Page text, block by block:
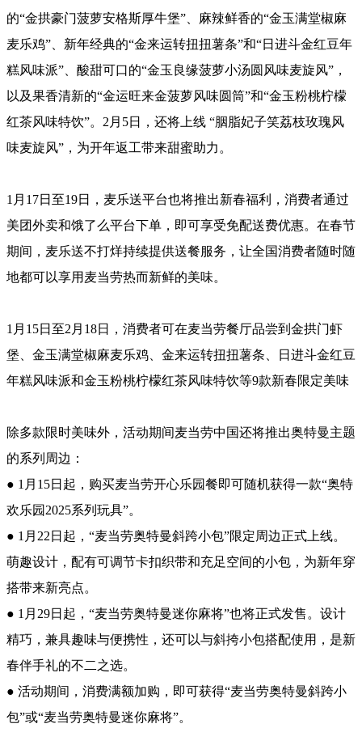
的“金拱豪门菠萝安格斯厚牛堡”、麻辣鲜香的“金玉满堂椒麻
麦乐鸡”、新年经典的“金来运转扭扭薯条”和“日进斗金红豆年
糕风味派”、酸甜可口的“金玉良缘菠萝小汤圆风味麦旋风”，
以及果香清新的“金运旺来金菠萝风味圆筒”和“金玉粉桃柠檬
红茶风味特饮”。2月5日，还将上线 “胭脂妃子笑荔枝玫瑰风
味麦旋风”，为开年返工带来甜蜜助力。
1月17日至19日，麦乐送平台也将推出新春福利，消费者通过
美团外卖和饿了么平台下单，即可享受免配送费优惠。在春节
期间，麦乐送不打烊持续提供送餐服务，让全国消费者随时随
地都可以享用麦当劳热而新鲜的美味。
1月15日至2月18日，消费者可在麦当劳餐厅品尝到金拱门虾
堡、金玉满堂椒麻麦乐鸡、金来运转扭扭薯条、日进斗金红豆
年糕风味派和金玉粉桃柠檬红茶风味特饮等9款新春限定美味
除多款限时美味外，活动期间麦当劳中国还将推出奥特曼主题
的系列周边：
● 1月15日起，购买麦当劳开心乐园餐即可随机获得一款“奥特
欢乐园2025系列玩具”。
● 1月22日起，“麦当劳奥特曼斜跨小包”限定周边正式上线。
萌趣设计，配有可调节卡扣织带和充足空间的小包，为新年穿
搭带来新亮点。
● 1月29日起，“麦当劳奥特曼迷你麻将”也将正式发售。设计
精巧，兼具趣味与便携性，还可以与斜挎小包搭配使用，是新
春伴手礼的不二之选。
● 活动期间，消费满额加购，即可获得“麦当劳奥特曼斜跨小
包”或“麦当劳奥特曼迷你麻将”。